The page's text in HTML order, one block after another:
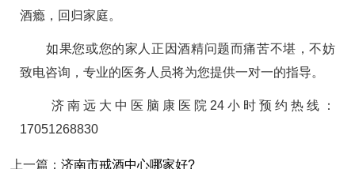
酒瘾，回归家庭。
如果您或您的家人正因酒精问题而痛苦不堪，不妨
致电咨询，专业的医务人员将为您提供一对一的指导。
济南远大中医脑康医院24小时预约热线：
17051268830
上一篇：济南市戒酒中心哪家好?